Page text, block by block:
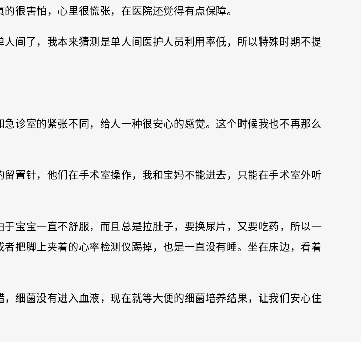
很害怕，心里很慌张，在医院还觉得有点保障。
间了，我本来猜测是单人间医护人员利用率低，所以特殊时期不提
诊室的紧张不同，给人一种很安心的感觉。这个时候我也不再那么
置针，他们在手术室操作，我和宝妈不能进去，只能在手术室外听
宝宝一直不舒服，而且总是拉肚子，要换尿片，又要吃药，所以一
把脚上夹着的心率检测仪踢掉，也是一直没有睡。坐在床边，看着
细菌没有进入血液，现在就等大便的细菌培养结果，让我们安心住